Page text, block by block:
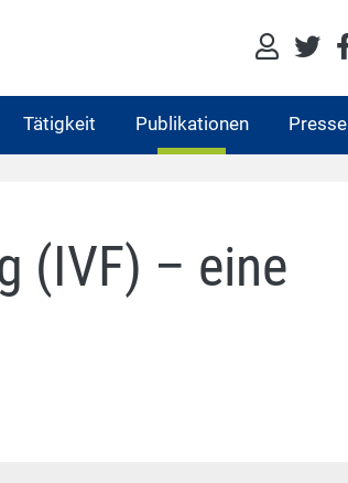
Tätigkeit Publikationen Presse
(IVF) – eine